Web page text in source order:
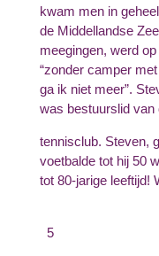
kwam men in
de Middellandse
meegingen, werd
“zonder camper
ga ik niet meer”.
was bestuurslid van
tennisclub. Steven,
voetbalde tot hij 50
tot 80-jarige leeftijd!
5